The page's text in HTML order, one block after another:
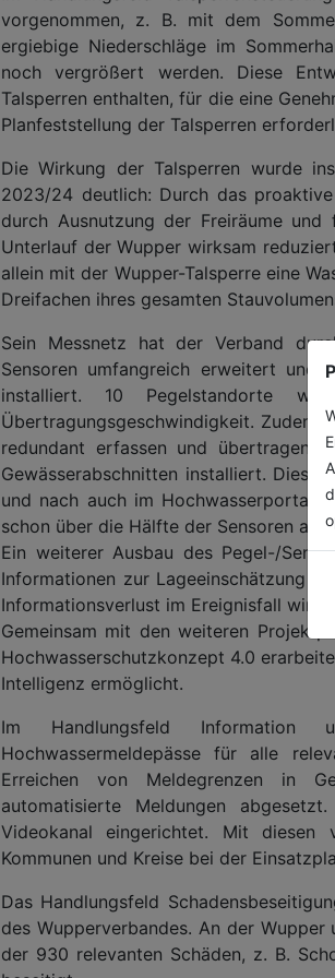
vorgenommen, z. B. mit dem
ergiebige Niederschläge im
noch vergrößert werden. Diese
Talsperren enthalten, für die eine
Planfeststellung der Talsperren
Die Wirkung der Talsperren wurde
2023/24 deutlich: Durch das
durch Ausnutzung der Freiräume und
Unterlauf der Wupper wirksam
allein mit der Wupper-Talsperre eine
Dreifachen ihres gesamten
Sein Messnetz hat der Verband
Sensoren umfangreich erweitert und
installiert. 10 Pegelstandorte
Übertragungsgeschwindigkeit. Zudem
redundant erfassen und übertragen.
Gewässerabschnitten installiert. Diese
und nach auch im Hochwasserportal
schon über die Hälfte der Sensoren
Ein weiterer Ausbau des Pegel-/
Informationen zur Lageeinschätzung
Informationsverlust im Ereignisfall wird
Gemeinsam mit den weiteren
Hochwasserschutzkonzept 4.0
Intelligenz ermöglicht.
Im Handlungsfeld
Hochwassermeldepässe für alle
Erreichen von Meldegrenzen in
automatisierte Meldungen
Videokanal eingerichtet. Mit diesen
Kommunen und Kreise bei der
Das Handlungsfeld
des Wupperverbandes. An der
der 930 relevanten Schäden, z. B.